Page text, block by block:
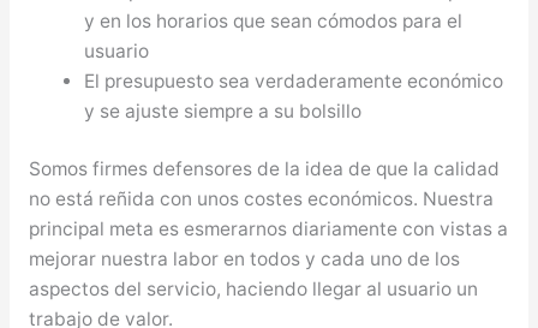
y en los horarios que sean cómodos para el
usuario
El presupuesto sea verdaderamente económico
y se ajuste siempre a su bolsillo
Somos firmes defensores de la idea de que la calidad
no está reñida con unos costes económicos. Nuestra
principal meta es esmerarnos diariamente con vistas a
mejorar nuestra labor en todos y cada uno de los
aspectos del servicio, haciendo llegar al usuario un
trabajo de valor.